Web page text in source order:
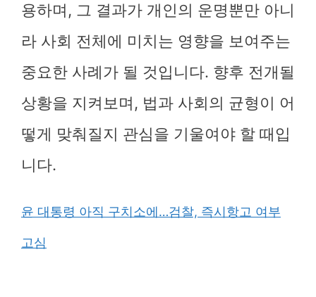
용하며, 그 결과가 개인의 운명뿐만 아니
라 사회 전체에 미치는 영향을 보여주는
중요한 사례가 될 것입니다. 향후 전개될
상황을 지켜보며, 법과 사회의 균형이 어
떻게 맞춰질지 관심을 기울여야 할 때입
니다.
윤 대통령 아직 구치소에…검찰, 즉시항고 여부
고심